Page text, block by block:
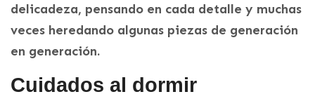
delicadeza, pensando en cada detalle y muchas
veces heredando algunas piezas de generación
en generación.
Cuidados al dormir